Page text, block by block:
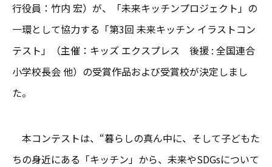
行役員：竹内 宏）が、「未来キッチンプロジェクト」の
一環として協力する「第3回 未来キッチン イラストコン
テスト」（主催：キッズ エクスプレス 後援 : 全国連合
小学校長会 他）の受賞作品および受賞校が決定しまし
た。
本コンテストは、“暮らしの真ん中に、そして子どもた
ちの身近にある「キッチン」から、未来やSDGsについて